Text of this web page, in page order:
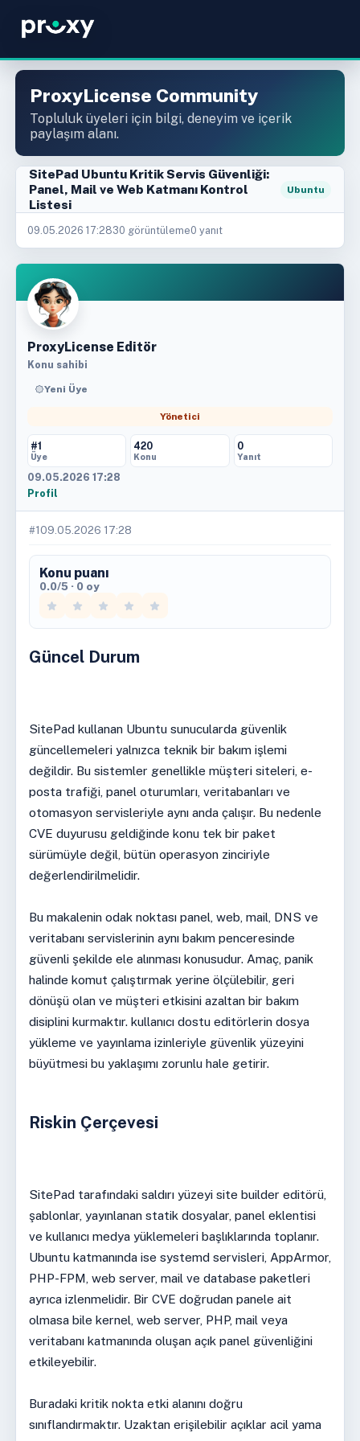
ProxyLicense Community
Topluluk üyeleri için bilgi, deneyim ve içerik
paylaşım alanı.
SitePad Ubuntu Kritik Servis Güvenliği:
Panel, Mail ve Web Katmanı Kontrol
Listesi
Ubuntu
09.05.2026 17:2830 görüntüleme0 yanıt
ProxyLicense Editör
Konu sahibi
Yeni Üye
Yönetici
#1
Üye
420
Konu
0
Yanıt
09.05.2026 17:28
Profil
#1 09.05.2026 17:28
Konu puanı
0.0/5 · 0 oy
Güncel Durum
SitePad kullanan Ubuntu sunucularda güvenlik
güncellemeleri yalnızca teknik bir bakım işlemi
değildir. Bu sistemler genellikle müşteri siteleri, e-
posta trafiği, panel oturumları, veritabanları ve
otomasyon servisleriyle aynı anda çalışır. Bu nedenle
CVE duyurusu geldiğinde konu tek bir paket
sürümüyle değil, bütün operasyon zinciriyle
değerlendirilmelidir.
Bu makalenin odak noktası panel, web, mail, DNS ve
veritabanı servislerinin aynı bakım penceresinde
güvenli şekilde ele alınması konusudur. Amaç, panik
halinde komut çalıştırmak yerine ölçülebilir, geri
dönüşü olan ve müşteri etkisini azaltan bir bakım
disiplini kurmaktır. kullanıcı dostu editörlerin dosya
yükleme ve yayınlama izinleriyle güvenlik yüzeyini
büyütmesi bu yaklaşımı zorunlu hale getirir.
Riskin Çerçevesi
SitePad tarafındaki saldırı yüzeyi site builder editörü,
şablonlar, yayınlanan statik dosyalar, panel eklentisi
ve kullanıcı medya yüklemeleri başlıklarında toplanır.
Ubuntu katmanında ise systemd servisleri, AppArmor,
PHP-FPM, web server, mail ve database paketleri
ayrıca izlenmelidir. Bir CVE doğrudan panele ait
olmasa bile kernel, web server, PHP, mail veya
veritabanı katmanında oluşan açık panel güvenliğini
etkileyebilir.
Buradaki kritik nokta etki alanını doğru
sınıflandırmaktır. Uzaktan erişilebilir açıklar acil yama